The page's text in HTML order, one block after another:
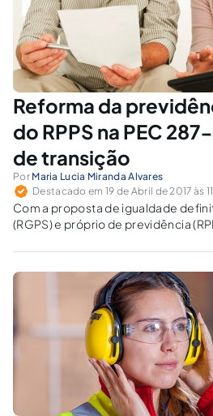
Reforma da
do RPPS na PEC
de transição
Por Maria Lucia Miranda Alvares
Destacado em 19 de Abril de 2017 às
Com a proposta de igualdade
(RGPS) e próprio de previdência
condição previdenciária frente à
mudanças.